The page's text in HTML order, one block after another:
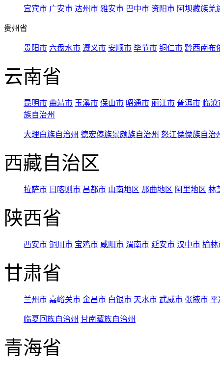
宜宾市 广安市 达州市 雅安市 巴中市 资阳市 阿坝藏族羌
贵州省
贵阳市 六盘水市 遵义市 安顺市 毕节市 铜仁市 黔西南布
云南省
昆明市 曲靖市 玉溪市 保山市 昭通市 丽江市 普洱市 临
族自治州
大理白族自治州 德宏傣族景颇族自治州 怒江傈僳族自治
西藏自治区
拉萨市 日喀则市 昌都市 山南地区 那曲地区 阿里地区 林
陕西省
西安市 铜川市 宝鸡市 咸阳市 渭南市 延安市 汉中市 榆林
甘肃省
兰州市 嘉峪关市 金昌市 白银市 天水市 武威市 张掖市 平
临夏回族自治州 甘南藏族自治州
青海省